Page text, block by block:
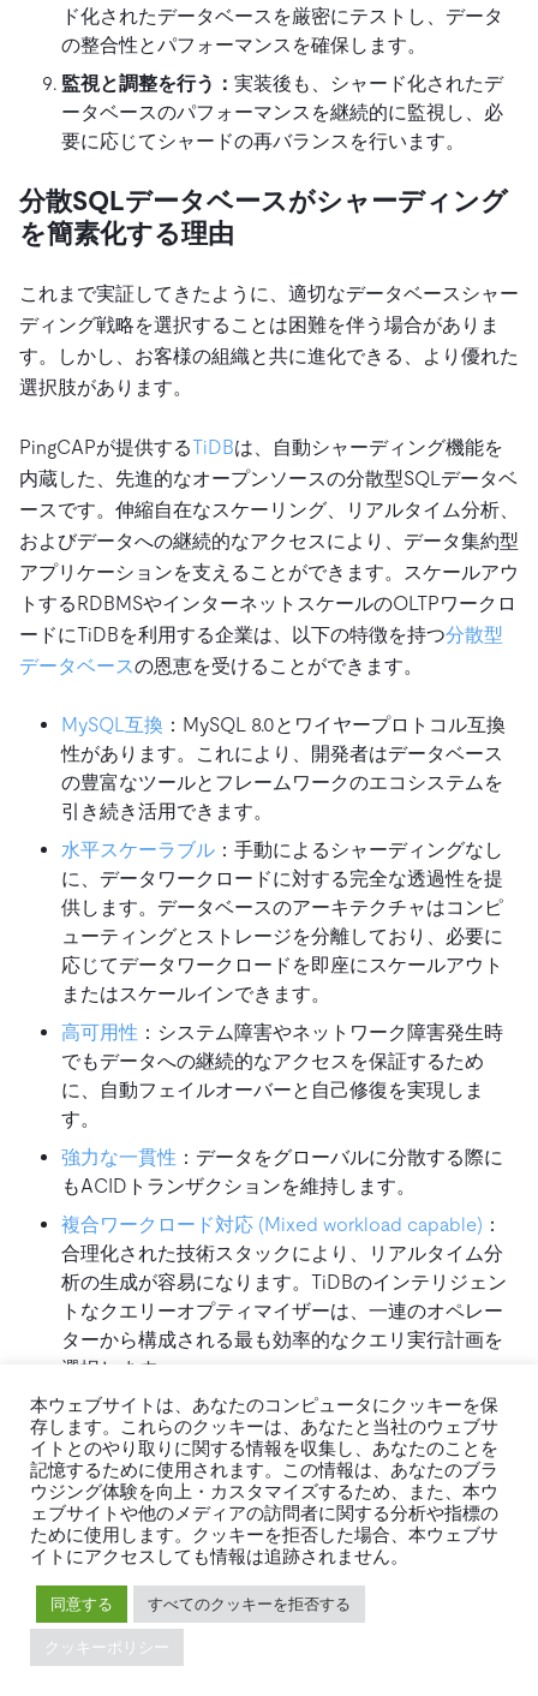
ド化されたデータベースを厳密にテストし、データ
の整合性とパフォーマンスを確保します。
監視と調整を行う： 実装後も、シャード化されたデ
ータベースのパフォーマンスを継続的に監視し、必
要に応じてシャードの再バランスを行います。
分散SQLデータベースがシャーディング
を簡素化する理由
これまで実証してきたように、適切なデータベースシャー
ディング戦略を選択することは困難を伴う場合がありま
す。しかし、お客様の組織と共に進化できる、より優れた
選択肢があります。
PingCAPが提供するTiDBは、自動シャーディング機能を
内蔵した、先進的なオープンソースの分散型SQLデータベ
ースです。伸縮自在なスケーリング、リアルタイム分析、
およびデータへの継続的なアクセスにより、データ集約型
アプリケーションを支えることができます。スケールアウ
トするRDBMSやインターネットスケールのOLTPワークロ
ードにTiDBを利用する企業は、以下の特徴を持つ分散型
データベースの恩恵を受けることができます。
MySQL互換 ：MySQL 8.0とワイヤープロトコル互換
性があります。これにより、開発者はデータベース
の豊富なツールとフレームワークのエコシステムを
引き続き活用できます。
水平スケーラブル ：手動によるシャーディングなし
に、データワークロードに対する完全な透過性を提
供します。データベースのアーキテクチャはコンピ
ューティングとストレージを分離しており、必要に
応じてデータワークロードを即座にスケールアウト
またはスケールインできます。
高可用性 ：システム障害やネットワーク障害発生時
でもデータへの継続的なアクセスを保証するため
に、自動フェイルオーバーと自己修復を実現しま
す。
強力な一貫性 ：データをグローバルに分散する際に
もACIDトランザクションを維持します。
複合ワークロード対応 (Mixed workload capable) ：
合理化された技術スタックにより、リアルタイム分
析の生成が容易になります。TiDBのインテリジェン
トなクエリーオプティマイザーは、一連のオペレー
ターから構成される最も効率的なクエリ実行計画を
選択します。
ハイブリッドおよびマルチクラウド対応 ：ITチームは
パブリック、プライベート、ハイブリッドクラウド
環境のVM、コンテナ、またはベアメタル上で、デー
タベースクラスタを世界中のどこにでもデプロイで
きます。
オープンソース ：Apache 2.0ライセンスの下で100%
オープンソースである分散型データベース
ビジネスのイノベーションを解き放ちます。
セキュア ：転送中および保存中のデータの両方で、
本ウェブサイトは、あなたのコンピュータにクッキーを保
存します。これらのクッキーは、あなたと当社のウェブサ
イトとのやり取りに関する情報を収集し、あなたのことを
記憶するために使用されます。この情報は、あなたのブラ
ウジング体験を向上・カスタマイズするため、また、本ウ
ェブサイトや他のメディアの訪問者に関する分析や指標の
ために使用します。クッキーを拒否した場合、本ウェブサ
イトにアクセスしても情報は追跡されません。
同意する すべてのクッキーを拒否する
クッキーポリシー